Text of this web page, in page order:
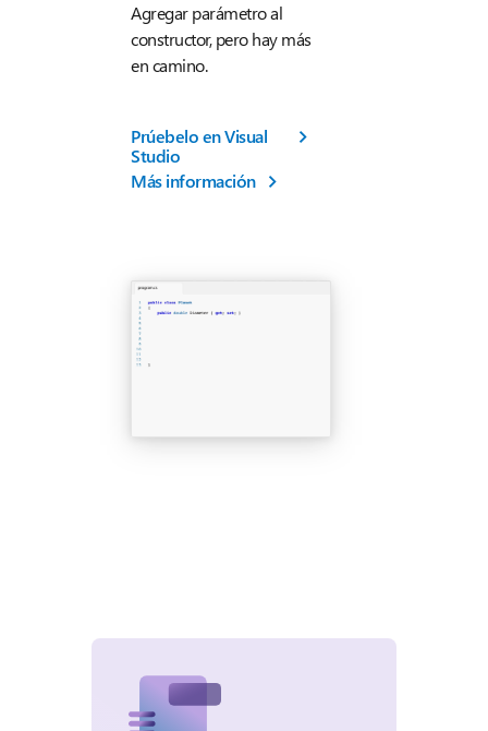
Agregar parámetro al
constructor, pero hay más
en camino.
Prúebelo en Visual
Studio
Más información